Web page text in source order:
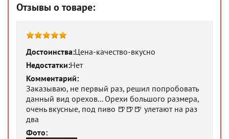
Отзывы о товаре:
Достоинства:Цена-качество-вкусно
Недостатки:Нет
Комментарий:
Заказываю, не первый раз, решил попробовать
данный вид орехов... Орехи большого размера,
очень вкусные, под пиво 🍺🍺🍺 улетают на раз
два
Фото: